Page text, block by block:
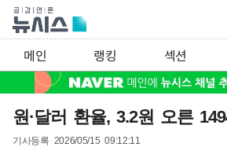
메인 랭킹 섹션
원·달러 환율, 3.2원 오른
기사등록 2026/05/15 09:12:11